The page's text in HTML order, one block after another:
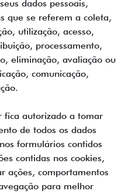
dados pessoais,
que se referem a coleta,
utilização, acesso,
processamento,
eliminação, avaliação ou
comunicação,
fica autorizado a tomar
de todos os dados
formulários contidos
contidas nos cookies,
ações, comportamentos
para melhor